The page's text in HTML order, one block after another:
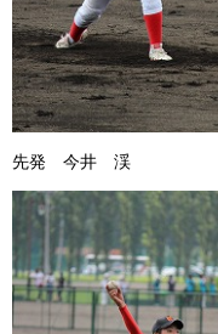
先発 今井 渓